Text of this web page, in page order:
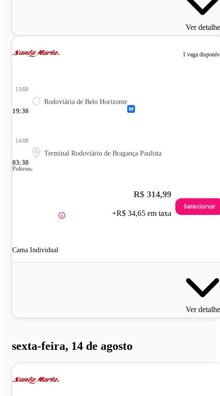
Ver
1 vaga
19:30
13/08
Rodoviária de Belo Horizonte
03:30
14/08
Terminal Rodoviário de Bragança Paulista
Poltrona
Cama Individual
R$ 314,99
+R$ 34,65 em taxa
Selecionar
Ver
sexta-feira, 14 de agosto